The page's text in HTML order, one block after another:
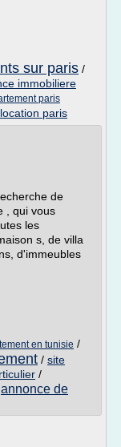
sur paris /
immobiliere
paris
paris
de
, qui vous
les
s, de villa
d'immeubles
en tunisie /
/ site
/
annonce de